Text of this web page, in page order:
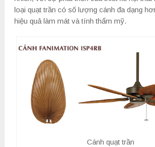
loại quạt trần có số lượng cánh đa dạng
hiệu quả làm mát và tính thẩm mỹ.
Cánh quạt trần